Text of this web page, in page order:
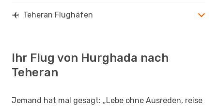
Teheran Flughäfen
Ihr Flug von Hurghada nach
Teheran
Jemand hat mal gesagt: „Lebe ohne Ausreden, reise